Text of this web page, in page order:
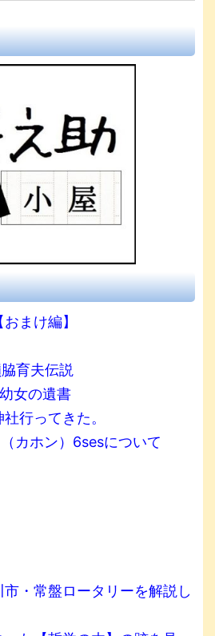
まけ編】
育夫伝説
女の遺書
行ってきた。
カホン）6sesについて
市・常盤ロータリーを解説し